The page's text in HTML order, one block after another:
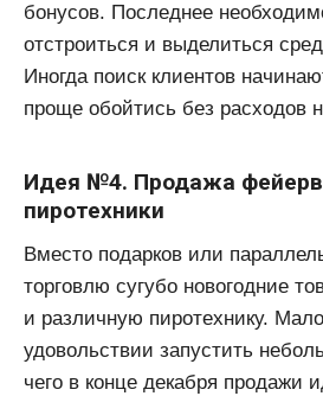
бонусов. Последнее
отстроиться и выделиться
Иногда поиск клиентов
проще обойтись без расходов
Идея №4. Продажа
пиротехники
Вместо подарков или
торговлю сугубо новогодние
и различную пиротехнику.
удовольствии запустить
чего в конце декабря продажи